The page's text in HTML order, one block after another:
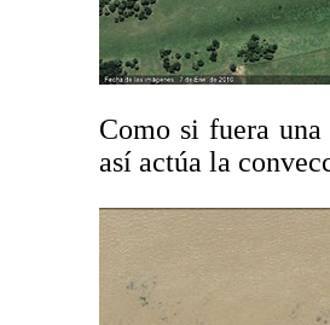
Como si fuera
así actúa la